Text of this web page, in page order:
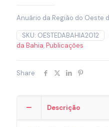
Anuário da Região do Oeste
SKU: OESTEDABAHIA2012
da Bahia,Publicações
Share
Descrição